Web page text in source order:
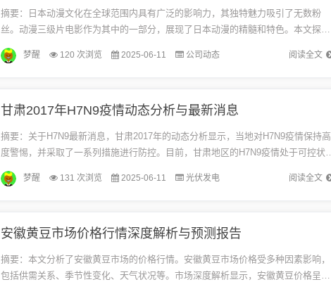
摘要：日本动漫文化在全球范围内具有广泛的影响力，其独特魅力吸引了无数粉
丝。动漫三级片电影作为其中的一部分，展现了日本动漫的精髓和特色。本文探讨
了动漫三级片电影的特点和日本动漫文化的独特魅力及其影响，带领读者深入了解
这...
阅读全文
梦醒 120 次浏览 2025-06-11 公司动态
甘肃2017年H7N9疫情动态分析与最新消息
摘要：关于H7N9最新消息，甘肃2017年的动态分析显示，当地对H7N9疫情保持高
度警惕，并采取了一系列措施进行防控。目前，甘肃地区的H7N9疫情处于可控状
态，但仍需密切关注疫情动态，加强防控工作，确保人民群众的健康...
阅读全文
梦醒 131 次浏览 2025-06-11 光伏发电
安徽黄豆市场价格行情深度解析与预测报告
摘要：本文分析了安徽黄豆市场的价格行情。安徽黄豆市场价格受多种因素影响，
包括供需关系、季节性变化、天气状况等。市场深度解析显示，安徽黄豆价格呈现